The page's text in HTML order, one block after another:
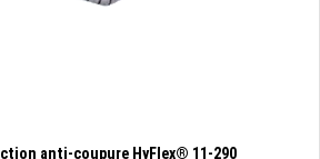
anti-coupure HyFlex® 11-290